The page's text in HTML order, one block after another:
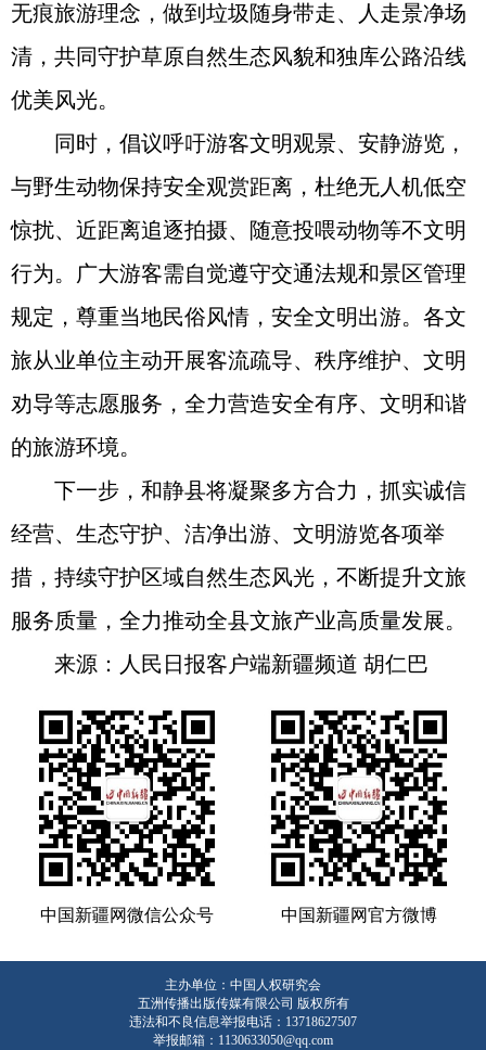
无痕旅游理念，做到垃圾随身带走、人走景净场
清，共同守护草原自然生态风貌和独库公路沿线
优美风光。
同时，倡议呼吁游客文明观景、安静游览，
与野生动物保持安全观赏距离，杜绝无人机低空
惊扰、近距离追逐拍摄、随意投喂动物等不文明
行为。广大游客需自觉遵守交通法规和景区管理
规定，尊重当地民俗风情，安全文明出游。各文
旅从业单位主动开展客流疏导、秩序维护、文明
劝导等志愿服务，全力营造安全有序、文明和谐
的旅游环境。
下一步，和静县将凝聚多方合力，抓实诚信
经营、生态守护、洁净出游、文明游览各项举
措，持续守护区域自然生态风光，不断提升文旅
服务质量，全力推动全县文旅产业高质量发展。
来源：人民日报客户端新疆频道 胡仁巴
中国新疆网微信公众号 中国新疆网官方微博
主办单位：中国人权研究会
五洲传播出版传媒有限公司 版权所有
违法和不良信息举报电话：13718627507
举报邮箱：1130633050@qq.com